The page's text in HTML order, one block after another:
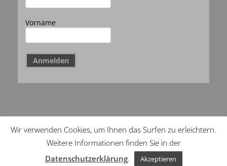
Vorname
Copyright Menzli Sport –Impressum–
Wir verwenden Cookies, um Ihnen das Surfen zu erleichtern.
Weitere Informationen finden Sie in der
Datenschutzerklärung. Akzeptieren